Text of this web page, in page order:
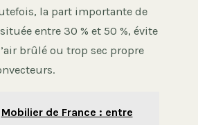
la part importante de
entre 30 % et 50 %, évite
brûlé ou trop sec propre
Mobilier de France : entre